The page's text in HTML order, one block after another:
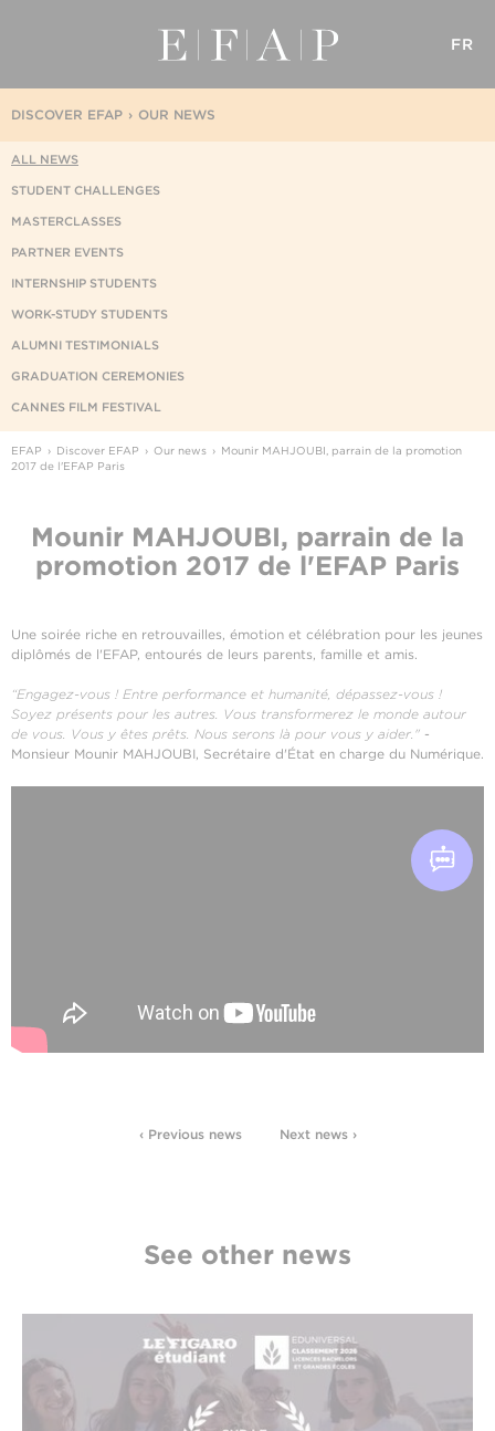
FR
OUR NEWS
DISCOVER EFAP
ALL NEWS
STUDENT CHALLENGES
MASTERCLASSES
PARTNER EVENTS
INTERNSHIP STUDENTS
WORK-STUDY STUDENTS
ALUMNI TESTIMONIALS
GRADUATION CEREMONIES
CANNES FILM FESTIVAL
EFAP Discover EFAP Our news
Mounir MAHJOUBI, parrain de la promotion
2017 de l'EFAP Paris
Mounir MAHJOUBI, parrain de la
promotion 2017 de l'EFAP Paris
Une soirée riche en retrouvailles, émotion et célébration pour les jeunes
diplômés de l'EFAP, entourés de leurs parents, famille et amis.
“Engagez-vous ! Entre performance et humanité, dépassez-vous !
Soyez présents pour les autres. Vous transformerez le monde autour
de vous. Vous y êtes prêts. Nous serons là pour vous y aider." -
Monsieur Mounir MAHJOUBI, Secrétaire d'État en charge du Numérique.
‹ Previous news Next news ›
See other news